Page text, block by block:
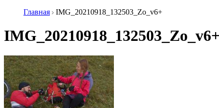
Главная
IMG_20210918_132503_Zo_v6+